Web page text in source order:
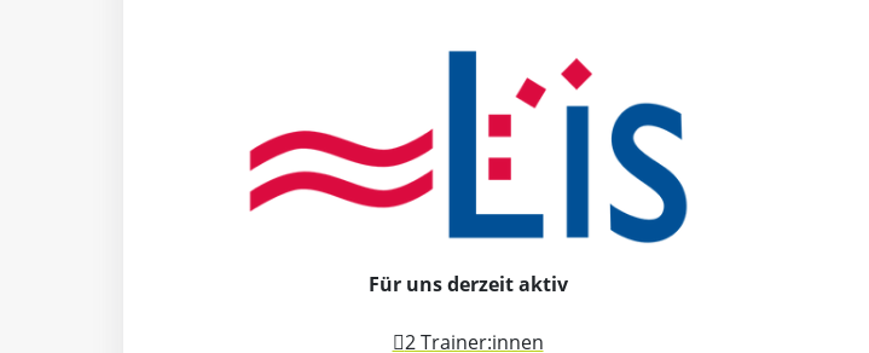
Für uns derzeit aktiv
2 Trainer:innen